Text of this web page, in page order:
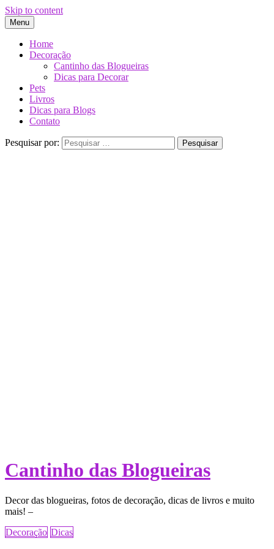
Skip to content
Menu
Home
Decoração
Cantinho das Blogueiras
Dicas para Decorar
Pets
Livros
Dicas para Blogs
Contato
Pesquisar por:
Cantinho das Blogueiras
Decor das blogueiras, fotos de decoração, dicas de livros e muito
mais! –
Decoração Dicas